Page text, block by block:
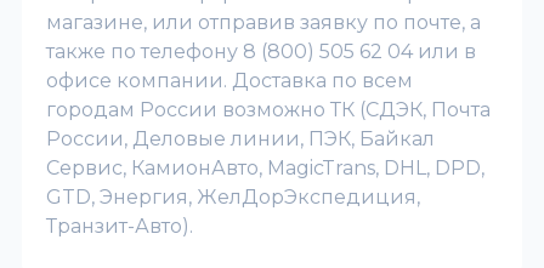
магазине, или отправив заявку по почте, а
также по телефону 8 (800) 505 62 04 или в
офисе компании. Доставка по всем
городам России возможно ТК (СДЭК, Почта
России, Деловые линии, ПЭК, Байкал
Сервис, КамионАвто, MagicTrans, DHL, DPD,
GTD, Энергия, ЖелДорЭкспедиция,
Транзит-Авто).